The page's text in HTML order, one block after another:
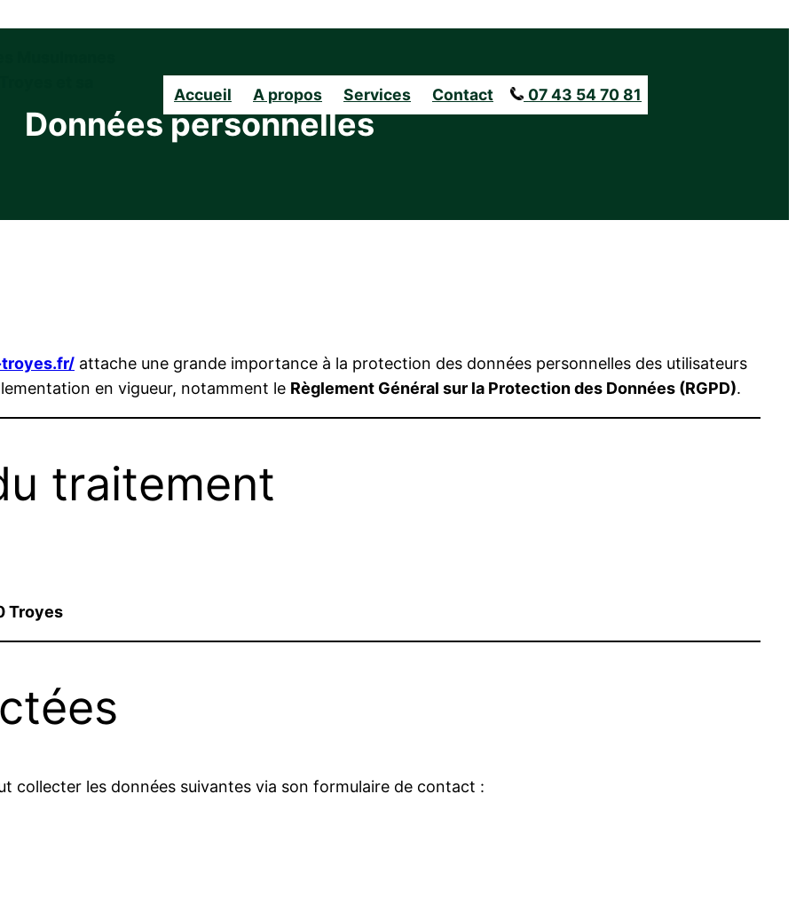
Accueil A propos Services Contact 07 43 54 70 81
Données personnelles
attache une grande importance à la protection des données personnelles des utilisateurs
en vigueur, notamment le Règlement Général sur la Protection des Données (RGPD).
traitement
Troyes
collecter les données suivantes via son formulaire de contact :